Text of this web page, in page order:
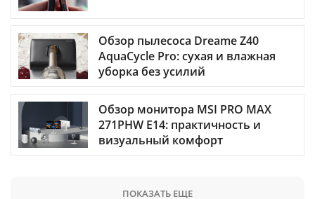
Обзор пылесоса Dreame Z40
AquaCycle Pro: сухая и влажная
уборка без усилий
Обзор монитора MSI PRO MAX
271PHW E14: практичность и
визуальный комфорт
ПОКАЗАТЬ ЕЩЕ